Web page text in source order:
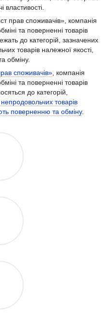
властивості.
прав споживачів», компанія
та поверненні товарів
до категорій, зазначених
товарів належної якості,
обміну.
споживачів» , компанія
та поверненні товарів
до категорій,
товарів
поверненню та обміну.